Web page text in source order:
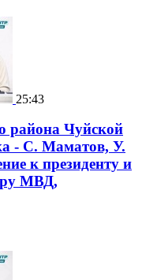
25:43
района Чуйской
- С. Маматов, У.
к президенту и
МВД,